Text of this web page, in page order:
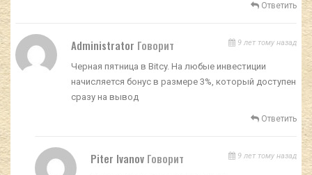
Ответить
Administrator Говорит 9 лет тому назад
Черная пятница в Bitcy. На любые инвестиции
начисляется бонус в размере 3%, который доступен
сразу на вывод
Ответить
Piter Ivanov Говорит 9 лет тому назад